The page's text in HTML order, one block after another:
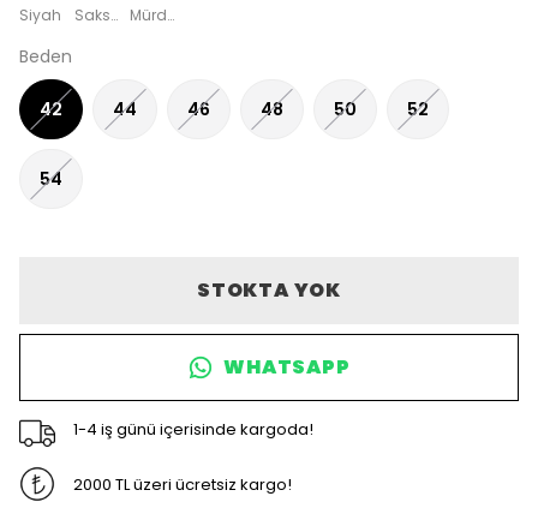
Siyah Saks Mavisi Mürdüm
Beden
42 44 46 48 50 52
54
STOKTA YOK
WHATSAPP
1-4 iş günü içerisinde kargoda!
2000 TL üzeri ücretsiz kargo!